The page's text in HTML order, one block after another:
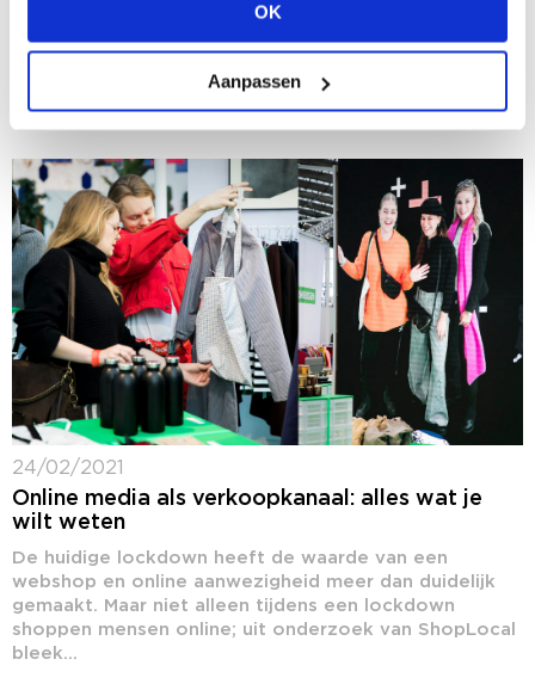
OK
Aanpassen
Modefabriek voorziet je in het inkoopseizoen graag
en verbindt die aan de collecties van de merken van
de B2B marketplace. We sluiten onze...
24/02/2021
Online media als verkoopkanaal: alles wat je
wilt weten
De huidige lockdown heeft de waarde van een
webshop en online aanwezigheid meer dan duidelijk
gemaakt. Maar niet alleen tijdens een lockdown
shoppen mensen online; uit onderzoek van ShopLocal
bleek...